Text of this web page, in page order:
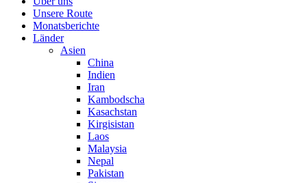
Unsere Route
Monatsberichte
Länder
Asien
China
Indien
Iran
Kambodscha
Kasachstan
Kirgisistan
Laos
Malaysia
Nepal
Pakistan